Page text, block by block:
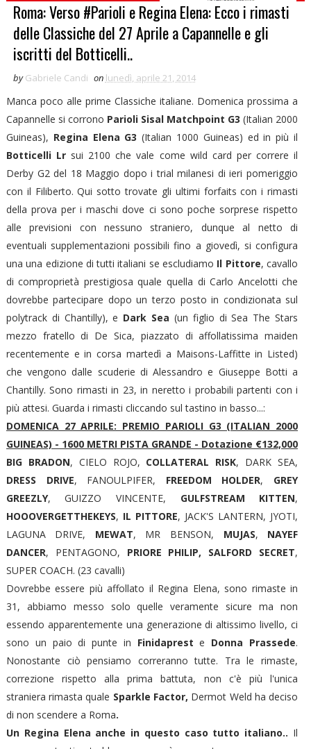
Roma: Verso #Parioli e Regina Elena: Ecco i rimasti
delle Classiche del 27 Aprile a Capannelle e gli
iscritti del Botticelli..
by Gabriele Candi on lunedì, aprile 21, 2014
Manca poco alle prime Classiche italiane. Domenica prossima a
Capannelle si corrono Parioli Sisal Matchpoint G3(Italian 2000
Guineas), Regina Elena G3 (Italian 1000 Guineas) ed in più il
Botticelli Lr sui 2100 che vale come wild card per correre il
Derby G2 del 18 Maggio dopo i trial milanesi di ieri pomeriggio
con il Filiberto. Qui sotto trovate gli ultimi forfaits con i rimasti
della prova per i maschi dove ci sono poche sorprese rispetto
alle previsioni con nessuno straniero, dunque al netto di
eventuali supplementazioni possibili fino a giovedì, si configura
una una edizione di tutti italiani se escludiamo Il Pittore, cavallo
di comproprietà prestigiosa quale quella di Carlo Ancelotti che
dovrebbe partecipare dopo un terzo posto in condizionata sul
polytrack di Chantilly), e Dark Sea (un figlio di Sea The Stars
mezzo fratello di De Sica, piazzato di affollatissima maiden
recentemente e in corsa martedì a Maisons-Laffitte in Listed)
che vengono dalle scuderie di Alessandro e Giuseppe Botti a
Chantilly. Sono rimasti in 23, in neretto i probabili partenti con i
più attesi. Guarda i rimasti cliccando sul tastino in basso...:
DOMENICA 27 APRILE: PREMIO PARIOLI G3 (ITALIAN 2000
GUINEAS) - 1600 METRI PISTA GRANDE - Dotazione €132,000
BIG BRADON, CIELO ROJO, COLLATERAL RISK, DARK SEA,
DRESS DRIVE, FANOULPIFER, FREEDOM HOLDER, GREY
GREEZLY, GUIZZO VINCENTE, GULFSTREAM KITTEN,
HOOOVERGETTHEKEYS, IL PITTORE, JACK'S LANTERN, JYOTI,
LAGUNA DRIVE, MEWAT, MR BENSON, MUJAS, NAYEF
DANCER, PENTAGONO, PRIORE PHILIP, SALFORD SECRET,
SUPER COACH. (23 cavalli)
Dovrebbe essere più affollato il Regina Elena, sono rimaste in
31, abbiamo messo solo quelle veramente sicure ma non
essendo apparentemente una generazione di altissimo livello, ci
sono un paio di punte in Finidaprest e Donna Prassede.
Nonostante ciò pensiamo correranno tutte. Tra le rimaste,
correzione rispetto alla prima battuta, non c'è più l'unica
straniera rimasta quale Sparkle Factor, Dermot Weld ha deciso
di non scendere a Roma.
Un Regina Elena anche in questo caso tutto italiano.. Il